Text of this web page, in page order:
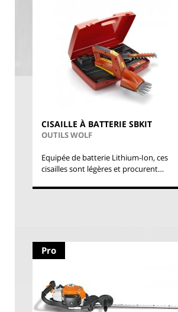
CISAILLE À BATTERIE SBKIT
OUTILS WOLF
Equipée de batterie Lithium-Ion, ces
cisailles sont légères et procurent…
Pro